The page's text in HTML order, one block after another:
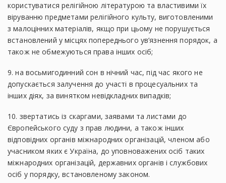
користуватися релігійною літературою та властивими їх
віруванню предметами релігійного культу, виготовленими
з малоцінних матеріалів, якщо при цьому не порушується
встановлений у місцях попереднього ув’язнення порядок, а
також не обмежуються права інших осіб;
9. на восьмигодинний сон в нічний час, під час якого не
допускається залучення до участі в процесуальних та
інших діях, за винятком невідкладних випадків;
10. звертатись із скаргами, заявами та листами до
Європейського суду з прав людини, а також інших
відповідних органів міжнародних організацій, членом або
учасником яких є Україна, до уповноважених осіб таких
міжнародних організацій, державних органів і службових
осіб у порядку, встановленому законом.